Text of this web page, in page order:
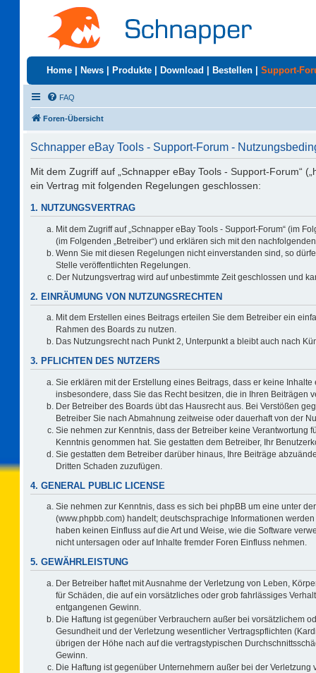
Home News Produkte Download Bestellen Support-
FAQ
Foren-Übersicht
Schnapper eBay Tools - Support-Forum -
Mit dem Zugriff auf „Schnapper eBay Tools - Support-Forum“
ein Vertrag mit folgenden Regelungen geschlossen:
1. NUTZUNGSVERTRAG
Mit dem Zugriff auf „Schnapper eBay Tools - Support-Forum“ (im
(im Folgenden „Betreiber“) und erklären sich mit den
Wenn Sie mit diesen Regelungen nicht einverstanden sind, so
Stelle veröffentlichten Regelungen.
Der Nutzungsvertrag wird auf unbestimmte Zeit geschlossen und
2. EINRÄUMUNG VON NUTZUNGSRECHTEN
Mit dem Erstellen eines Beitrags erteilen Sie dem Betreiber ein
Rahmen des Boards zu nutzen.
Das Nutzungsrecht nach Punkt 2, Unterpunkt a bleibt auch nach
3. PFLICHTEN DES NUTZERS
Sie erklären mit der Erstellung eines Beitrags, dass er keine
insbesondere, dass Sie das Recht besitzen, die in Ihren Beiträgen
Der Betreiber des Boards übt das Hausrecht aus. Bei Verstößen
Betreiber Sie nach Abmahnung zeitweise oder dauerhaft von der
Sie nehmen zur Kenntnis, dass der Betreiber keine Verantwortung
Kenntnis genommen hat. Sie gestatten dem Betreiber, Ihr
Sie gestatten dem Betreiber darüber hinaus, Ihre Beiträge
Dritten Schaden zuzufügen.
4. GENERAL PUBLIC LICENSE
Sie nehmen zur Kenntnis, dass es sich bei phpBB um eine unter der
(www.phpbb.com) handelt; deutschsprachige Informationen
haben keinen Einfluss auf die Art und Weise, wie die Software
nicht untersagen oder auf Inhalte fremder Foren Einfluss nehmen.
5. GEWÄHRLEISTUNG
Der Betreiber haftet mit Ausnahme der Verletzung von Leben,
für Schäden, die auf ein vorsätzliches oder grob fahrlässiges
entgangenen Gewinn.
Die Haftung ist gegenüber Verbrauchern außer bei vorsätzlichem
Gesundheit und der Verletzung wesentlicher Vertragspflichten
übrigen der Höhe nach auf die vertragstypischen
Gewinn.
Die Haftung ist gegenüber Unternehmern außer bei der